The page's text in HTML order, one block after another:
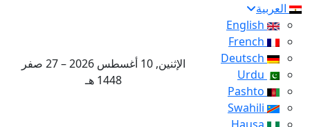
العربية
English
French
Deutsch
Urdu
Pashto
Swahili
الإثنين, 10 أغسطس 2026 – 27 صفر
1448 هـ